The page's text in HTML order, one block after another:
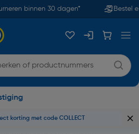
binnen 30 dagen* Bestel
korting met code COLLECT